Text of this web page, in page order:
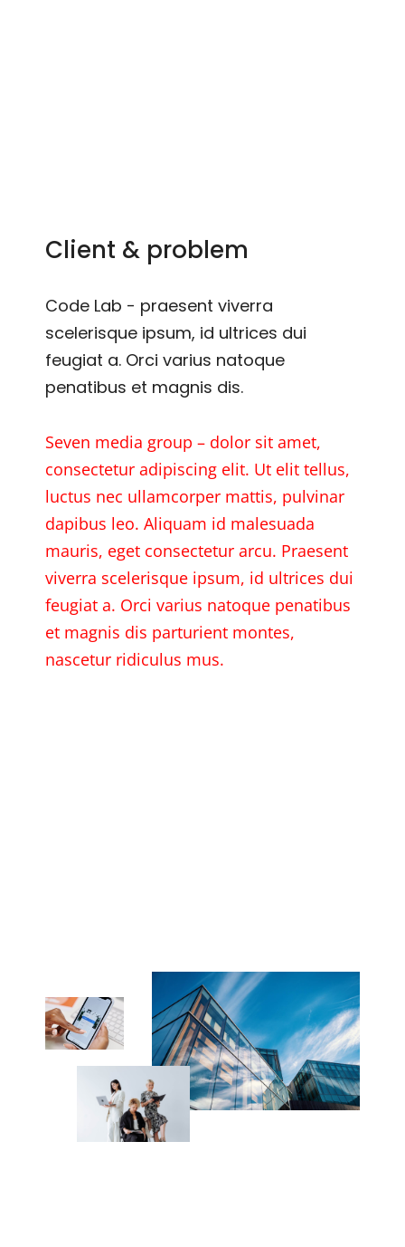
Client & problem
Code Lab - praesent viverra
scelerisque ipsum, id ultrices dui
feugiat a. Orci varius natoque
penatibus et magnis dis.
Seven media group – dolor sit amet,
consectetur adipiscing elit. Ut elit tellus,
luctus nec ullamcorper mattis, pulvinar
dapibus leo. Aliquam id malesuada
mauris, eget consectetur arcu. Praesent
viverra scelerisque ipsum, id ultrices dui
feugiat a. Orci varius natoque penatibus
et magnis dis parturient montes,
nascetur ridiculus mus.